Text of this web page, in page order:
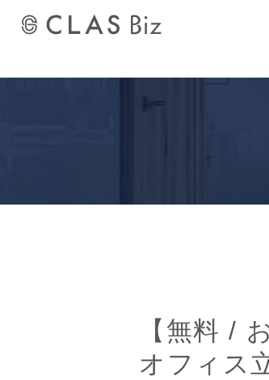
【無料 /
オフィス